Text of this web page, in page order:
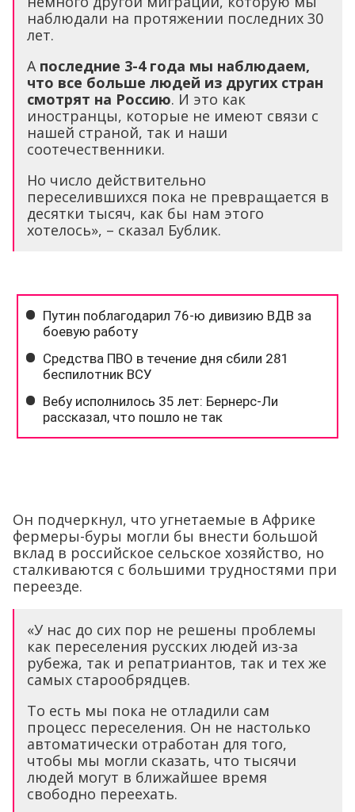
наблюдали на протяжении последних 30
лет.
А последние 3-4 года мы наблюдаем,
что все больше людей из других стран
смотрят на Россию. И это как
иностранцы, которые не имеют связи с
нашей страной, так и наши
соотечественники.
Но число действительно
переселившихся пока не превращается в
десятки тысяч, как бы нам этого
хотелось», – сказал Бублик.
Он подчеркнул, что угнетаемые в Африке
фермеры-буры могли бы внести большой
вклад в российское сельское хозяйство, но
сталкиваются с большими трудностями при
переезде.
«У нас до сих пор не решены проблемы
как переселения русских людей из-за
рубежа, так и репатриантов, так и тех же
самых старообрядцев.
То есть мы пока не отладили сам
процесс переселения. Он не настолько
автоматически отработан для того,
чтобы мы могли сказать, что тысячи
людей могут в ближайшее время
свободно переехать.